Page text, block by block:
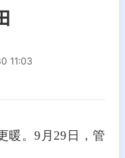
11:03
。9月29日，管